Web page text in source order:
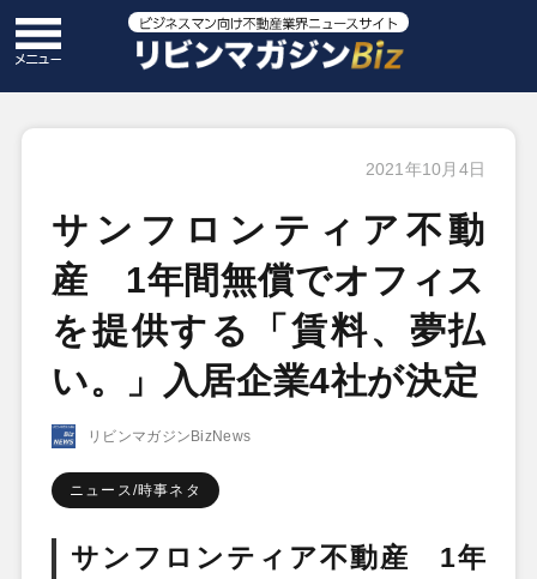
2021年10月4日
サンフロンティア不動
産 1年間無償でオフィス
を提供する「賃料、夢払
い。」入居企業4社が決定
リビンマガジンBizNews
ニュース/時事ネタ
サンフロンティア不動産 1年